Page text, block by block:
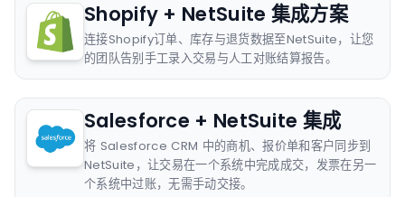
Shopify + NetSuite 集成方案
连接Shopify订单、库存与退货数据至NetSuite，让您
的团队告别手工录入交易与人工对账结算报告。
Salesforce + NetSuite 集成
将 Salesforce CRM 中的商机、报价单和客户同步到
NetSuite，让交易在一个系统中完成成交，发票在另一
个系统中过账，无需手动交接。